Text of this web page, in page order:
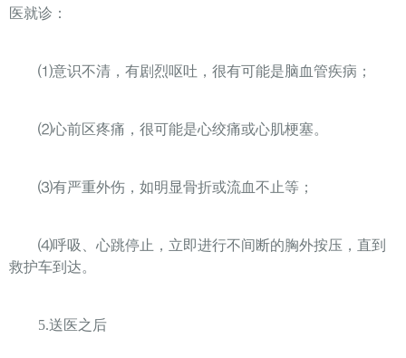
医就诊：
⑴意识不清，有剧烈呕吐，很有可能是脑血管疾病；
⑵心前区疼痛，很可能是心绞痛或心肌梗塞。
⑶有严重外伤，如明显骨折或流血不止等；
⑷呼吸、心跳停止，立即进行不间断的胸外按压，直到
救护车到达。
5.送医之后